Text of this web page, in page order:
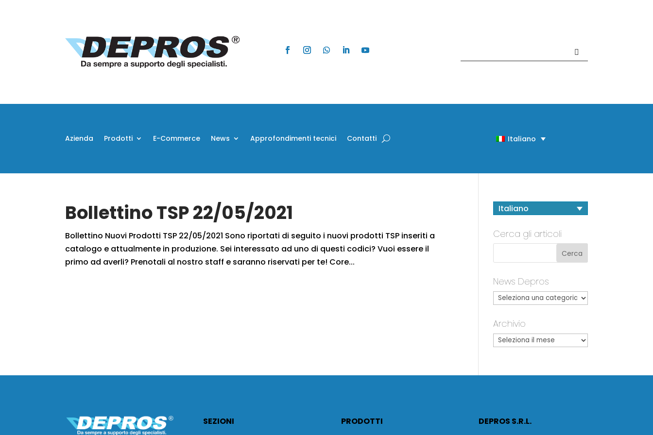
Azienda Prodotti E-Commerce News Approfondimenti tecnici Contatti Italiano
Bollettino TSP 22/05/2021
Bollettino Nuovi Prodotti TSP 22/05/2021 Sono riportati di seguito i nuovi prodotti TSP inseriti a
catalogo e attualmente in produzione. Sei interessato ad uno di questi codici? Vuoi essere il
primo ad averli? Prenotali al nostro staff e saranno riservati per te! Core...
Italiano
Cerca gli articoli
News Depros
Archivio
SEZIONI
PRODOTTI
DEPROS S.R.L.